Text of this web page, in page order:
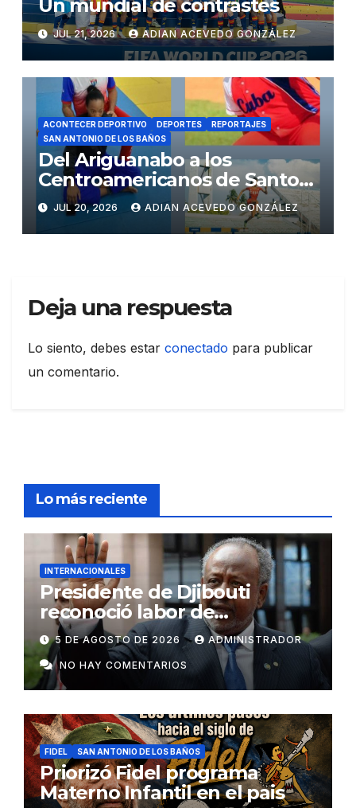
Un mundial de contrastes
JUL 21, 2026 ADIAN ACEVEDO GONZÁLEZ
ACONTECER DEPORTIVO DEPORTES
REPORTAJES
SAN ANTONIO DE LOS BAÑOS
Del Ariguanabo a los
Centroamericanos de Santo
Domingo
JUL 20, 2026 ADIAN ACEVEDO GONZÁLEZ
Deja una respuesta
Lo siento, debes estar conectado para publicar
un comentario.
Lo más reciente
INTERNACIONALES
Presidente de Djibouti
reconoció labor de
colaboradores de Cuba
5 DE AGOSTO DE 2026 ADMINISTRADOR
NO HAY COMENTARIOS
FIDEL SAN ANTONIO DE LOS BAÑOS
Priorizó Fidel programa
Materno Infantil en el pais